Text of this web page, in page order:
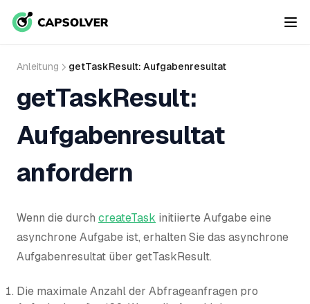
Anleitung getTaskResult: Aufgabenresultat
getTaskResult:
Aufgabenresultat
anfordern
Wenn die durch createTask initiierte Aufgabe eine
asynchrone Aufgabe ist, erhalten Sie das asynchrone
Aufgabenresultat über getTaskResult.
Die maximale Anzahl der Abfrageanfragen pro